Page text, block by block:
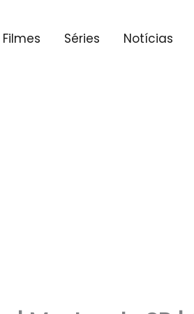
Filmes Séries Notícias